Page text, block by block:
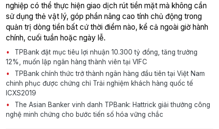
nghiệp có thể thực hiện giao dịch rút tiền mặt mà không cần
sử dụng thẻ vật lý, góp phần nâng cao tính chủ động trong
quản trị dòng tiền bất cứ thời điểm nào, kể cả ngoài giờ hành
chính, cuối tuần hoặc ngày lễ.
TPBank đặt mục tiêu lợi nhuận 10.300 tỷ đồng, tăng trưởng
12%, muốn lập ngân hàng thành viên tại VIFC
TPBank chính thức trở thành ngân hàng đầu tiên tại Việt Nam
chinh phục được chứng chỉ Trải nghiệm khách hàng quốc tế
ICXS2019
The Asian Banker vinh danh TPBank: Hattrick giải thưởng công
nghệ minh chứng cho bước tiến số hóa vững chắc